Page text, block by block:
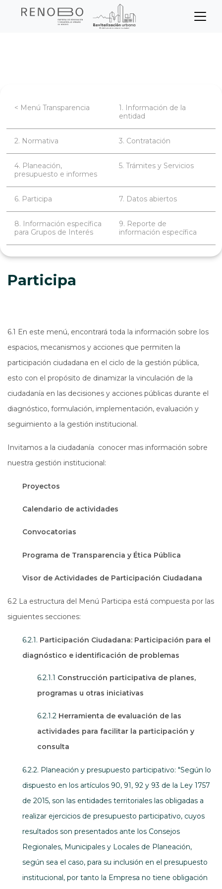
Sitio Web Empresa de
Transparencia
< Menú Transparencia
1. Información de la
entidad
2. Normativa 3. Contratación
4. Planeación,
presupuesto e informes
5. Trámites y Servicios
6. Participa 7. Datos abiertos
8. Información específica
para Grupos de Interés
9. Reporte de
información específica
Participa
6.1 En este menú, encontrará toda la información sobre los
espacios, mecanismos y acciones que permiten la
participación ciudadana en el ciclo de la gestión pública,
esto con el propósito de dinamizar la vinculación de la
ciudadanía en las decisiones y acciones públicas durante el
diagnóstico, formulación, implementación, evaluación y
seguimiento a la gestión institucional.
Invitamos a la ciudadanía conocer mas información sobre
nuestra gestión institucional:
Proyectos
Calendario de actividades
Convocatorias
Programa de Transparencia y Ética Pública
Visor de Actividades de Participación Ciudadana
6.2 La estructura del Menú Participa está compuesta por las
siguientes secciones:
6.2.1. Participación Ciudadana: Participación para el
diagnóstico e identificación de problemas
6.2.1.1 Construcción participativa de planes,
programas u otras iniciativas
6.2.1.2 Herramienta de evaluación de las
actividades para facilitar la participación y
consulta
6.2.2. Planeación y presupuesto participativo: "Según lo
dispuesto en los artículos 90, 91, 92 y 93 de la Ley 1757
de 2015, son las entidades territoriales las obligadas a
realizar ejercicios de presupuesto participativo, cuyos
resultados son presentados ante los Consejos
Regionales, Municipales y Locales de Planeación,
según sea el caso, para su inclusión en el presupuesto
institucional, por tanto la Empresa no tiene obligación